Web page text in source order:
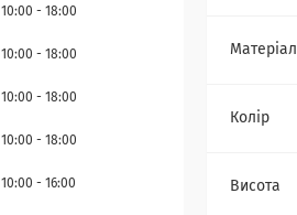
Матеріал
Колір
Висота
10:00 18:00
10:00 18:00
10:00 18:00
10:00 18:00
10:00 16:00